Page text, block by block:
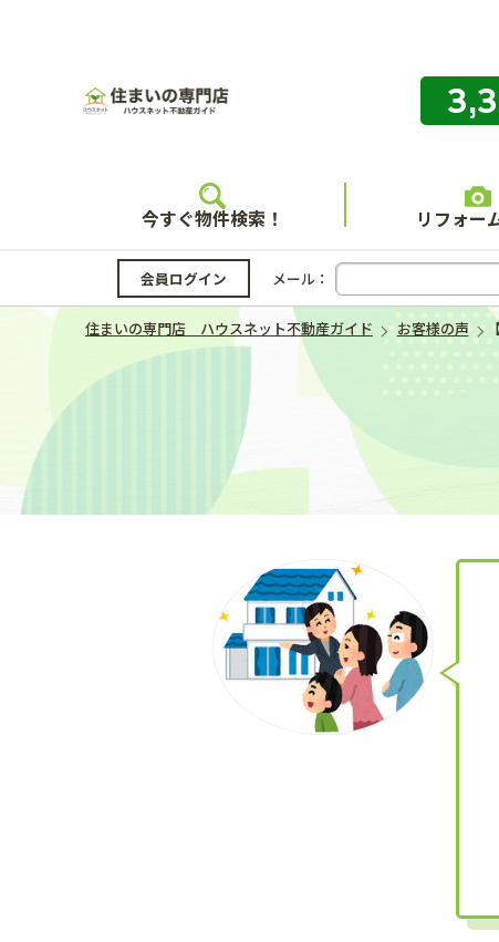
住まい
今すぐ物件検索！ リフォー
会員ログイン メール：
住まいの専門店 ハウスネット不動産ガイド お客様の声